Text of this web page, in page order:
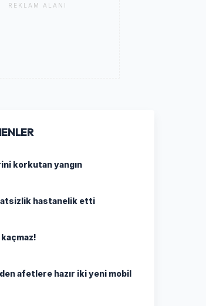
REKLAM ALANI
korkutan yangın
hastanelik etti
afetlere hazır iki yeni mobil